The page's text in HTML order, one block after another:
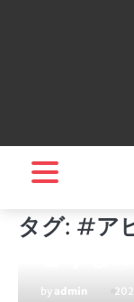
タグ: #ア
口コミ・評判
ミ・メ
by admin